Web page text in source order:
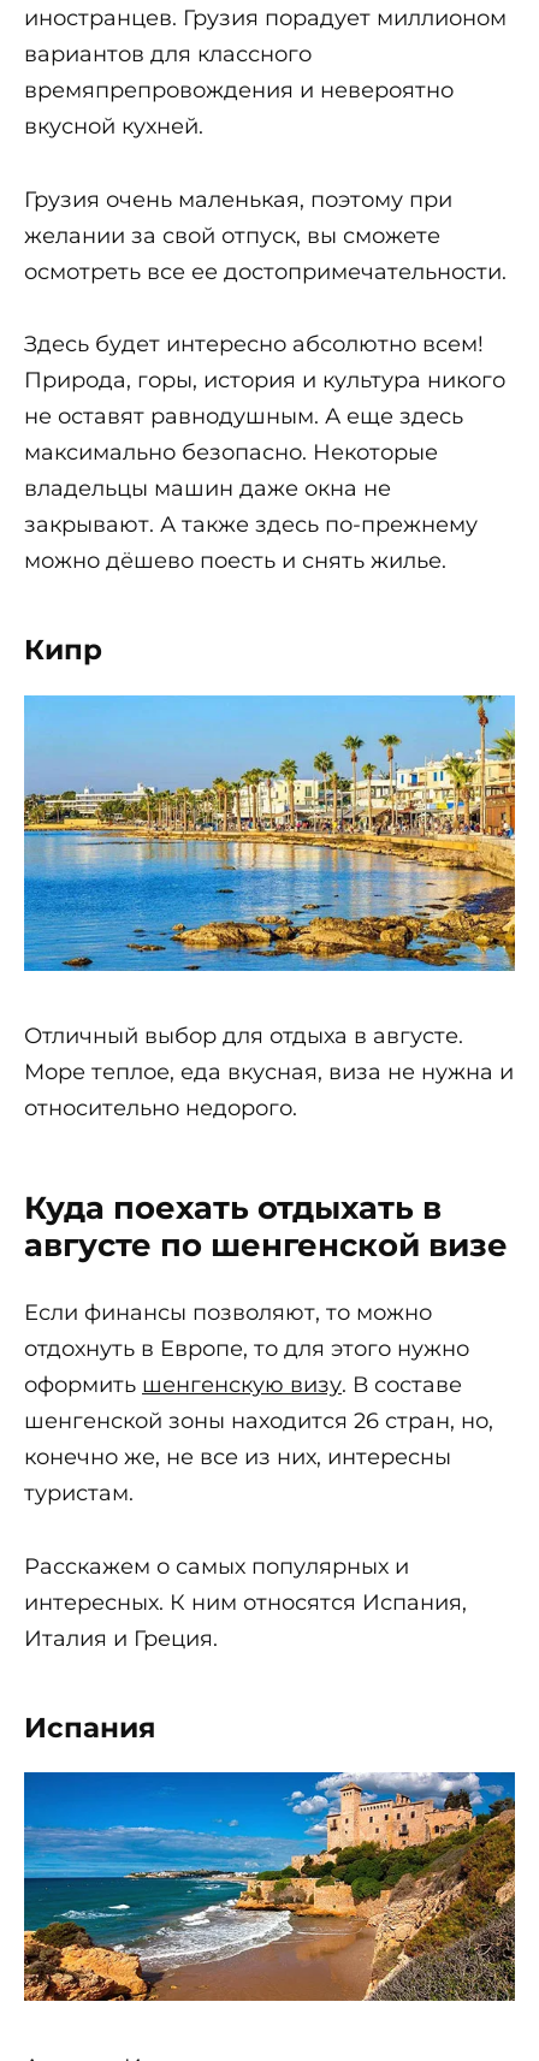
иностранцев. Грузия порадует миллионом
вариантов для классного
времяпрепровождения и невероятно
вкусной кухней.
Грузия очень маленькая, поэтому при
желании за свой отпуск, вы сможете
осмотреть все ее достопримечательности.
Здесь будет интересно абсолютно всем!
Природа, горы, история и культура никого
не оставят равнодушным. А еще здесь
максимально безопасно. Некоторые
владельцы машин даже окна не
закрывают. А также здесь по-прежнему
можно дёшево поесть и снять жилье.
Кипр
Отличный выбор для отдыха в августе.
Море теплое, еда вкусная, виза не нужна и
относительно недорого.
Куда поехать отдыхать в
августе по шенгенской визе
Если финансы позволяют, то можно
отдохнуть в Европе, то для этого нужно
оформить шенгенскую визу. В составе
шенгенской зоны находится 26 стран, но,
конечно же, не все из них, интересны
туристам.
Расскажем о самых популярных и
интересных. К ним относятся Испания,
Италия и Греция.
Испания